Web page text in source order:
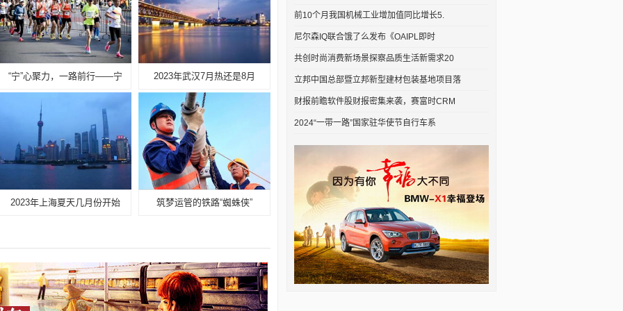
“宁”心聚力，一路前行——宁 2023年武汉7月热还是8月
2023年上海夏天几月份开始 筑梦运管的铁路“蜘蛛侠”
前10个月我国机械工业增加值同比增长5.
尼尔森IQ联合饿了么发布《OAIPL即时
共创时尚消费新场景探察品质生活新需求20
立邦中国总部暨立邦新型建材包装基地项目落
财报前瞻软件股财报密集来袭，赛富时CRM
2024“一带一路”国家驻华使节自行车系